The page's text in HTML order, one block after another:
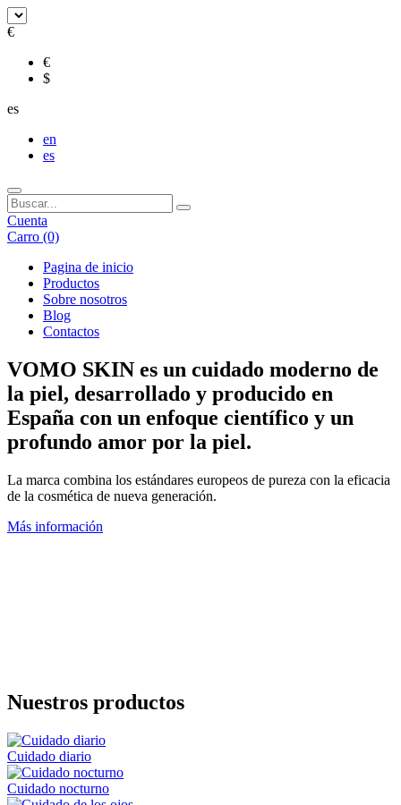
€
€
$
es
en
es
Cuenta
Carro (0)
Pagina de inicio
Productos
Sobre nosotros
Blog
Contactos
VOMO SKIN es un cuidado moderno de
la piel, desarrollado y producido en
España con un enfoque científico y un
profundo amor por la piel.
La marca combina los estándares europeos de pureza con la eficacia
de la cosmética de nueva generación.
Más información
Nuestros productos
Cuidado diario
Cuidado nocturno